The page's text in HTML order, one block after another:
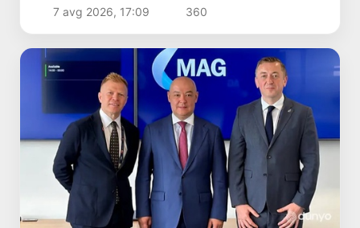
7 avg 2026, 17:09 360